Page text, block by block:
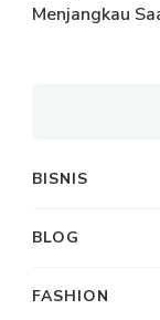
Menjangkau
BISNIS
BLOG
FASHION